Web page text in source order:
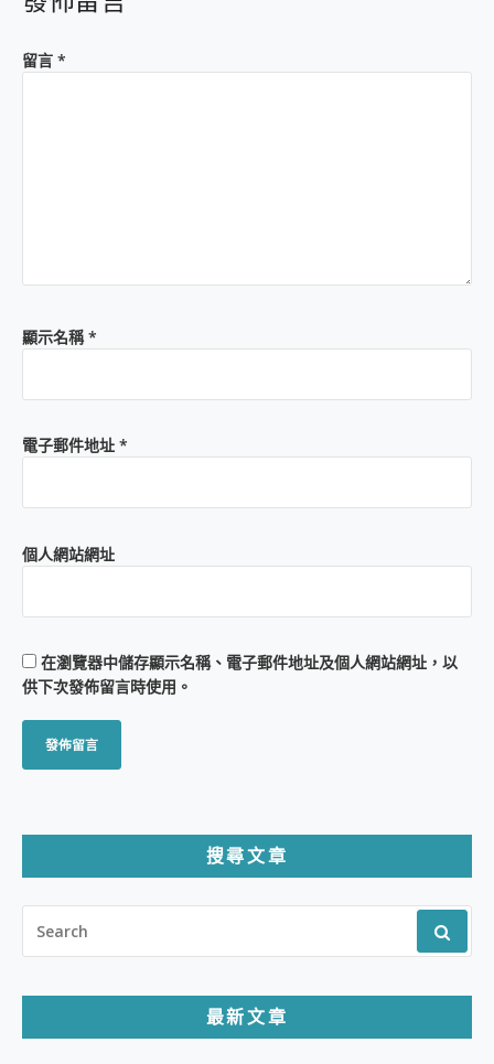
留言 *
顯示名稱*
電子郵件地址 *
個人網站網址
在瀏覽器中儲存顯示名稱、電子郵件地址及個人網站網址，以
供下次發佈留言時使用。
搜尋文章
FOR:
最新文章